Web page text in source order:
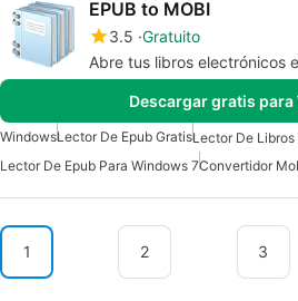
EPUB to MOBI
3.5 Gratuito
Abre tus libros electrónicos
Descargar gratis
WindowsLector De Epub Gratis
Lector De Epub Para Windows 7Convertidor
1 2 3